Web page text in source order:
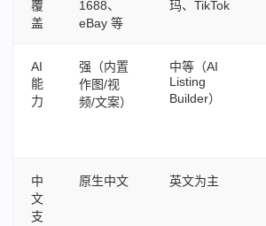
覆
盖
1688、
eBay 等
玛、TikTok
AI
能
力
强（内置
作图/视
频/文案）
中等（AI
Listing
Builder）
中
文
支
原生中文 英文为主